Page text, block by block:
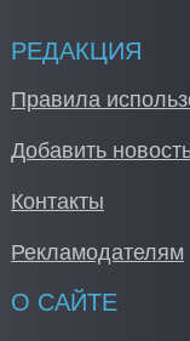
РЕДАКЦИЯ
Правила
Добавить
Контакты
Рекламодателям
О САЙТЕ